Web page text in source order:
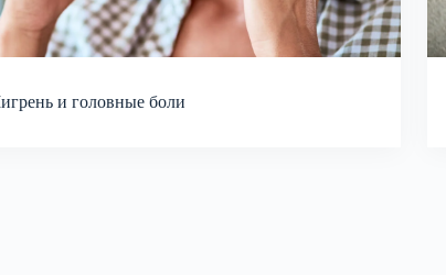
и головные боли